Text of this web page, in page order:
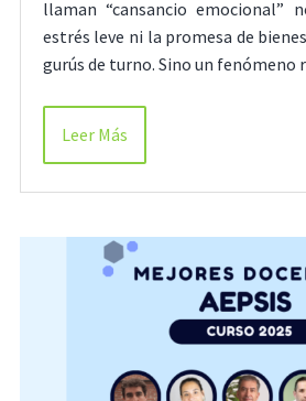
llaman “cansancio emocional”
estrés leve ni la promesa de
gurús de turno. Sino un fenómeno
Leer Más